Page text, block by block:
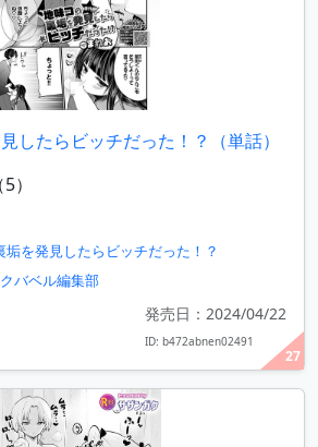
27
したらビッチだった！？（単話）
（5）
垢を発見したらビッチだった！？
バベル編集部
発売日：2024/04/22
ID: b472abnen02491